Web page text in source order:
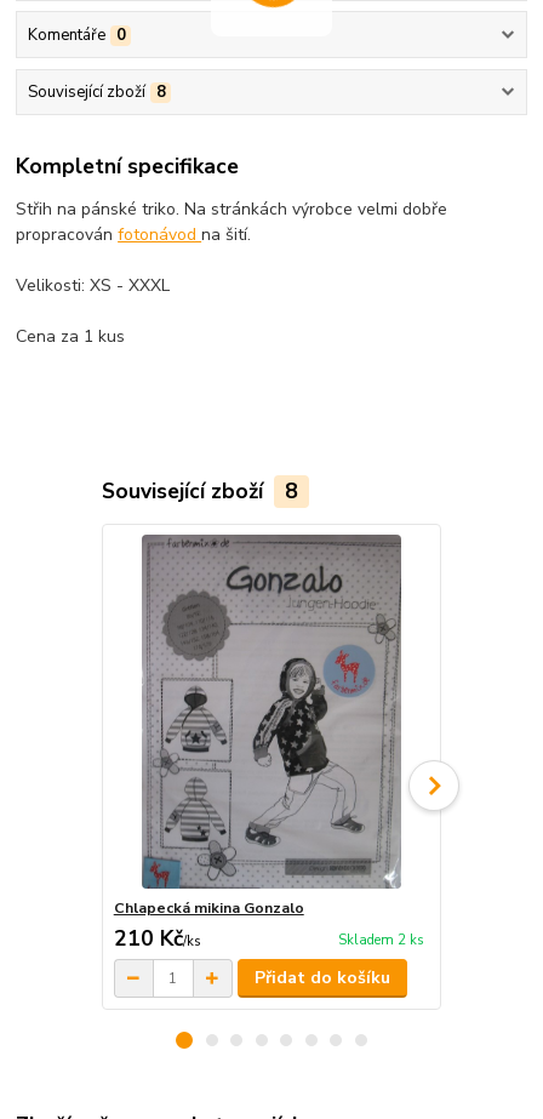
Komentáře 0
Související zboží 8
Kompletní specifikace
Střih na pánské triko. Na stránkách výrobce velmi dobře
propracovánfotonávodna šití.
Velikosti: XS - XXXL
Cena za 1 kus
Související zboží 8
Chlapecká mikina Gonzalo
210 Kč/ks Skladem 2 ks
Přidat do košíku